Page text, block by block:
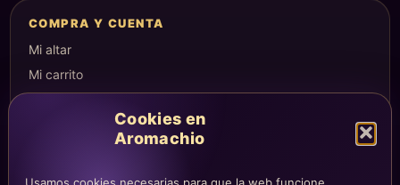
Cookies en
Aromachio
COMPRA Y CUENTA
Mi altar
Mi carrito
Condiciones de compra
Envíos y devoluciones